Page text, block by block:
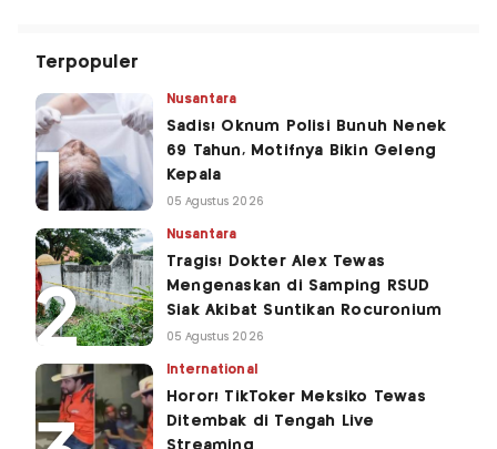
Terpopuler
Nusantara
Sadis! Oknum Polisi Bunuh Nenek
69 Tahun, Motifnya Bikin Geleng
Kepala
05 Agustus 2026
Nusantara
Tragis! Dokter Alex Tewas
Mengenaskan di Samping RSUD
Siak Akibat Suntikan Rocuronium
05 Agustus 2026
International
Horor! TikToker Meksiko Tewas
Ditembak di Tengah Live
Streaming